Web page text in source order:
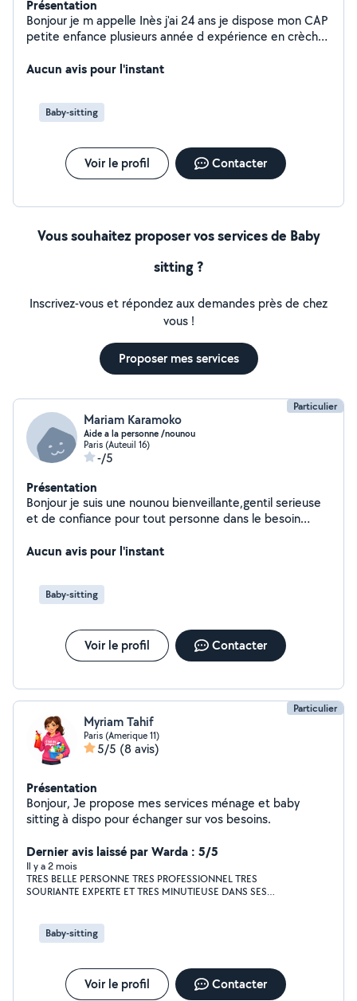
Présentation
Bonjour je m appelle Inès j'ai 24 ans je dispose mon CAP
petite enfance plusieurs année d expérience en crèche
c'est a dire la garde d enfant je vous remercie et a
Aucun avis pour l'instant
Baby-sitting
Voir le profil Contacter
Vous souhaitez proposer vos services de Baby
sitting ?
Inscrivez-vous et répondez aux demandes près de chez
vous !
Proposer mes services
Particulier
Mariam Karamoko
Aide a la personne /nounou
Paris (Auteuil 16)
-/5
Présentation
Bonjour je suis une nounou bienveillante,gentil serieuse
et de confiance pour tout personne dans le besoin
Aucun avis pour l'instant
Baby-sitting
Voir le profil Contacter
Particulier
Myriam Tahif
Paris (Amerique 11)
5/5 (8 avis)
Présentation
Bonjour, Je propose mes services ménage et baby
sitting à dispo pour échanger sur vos besoins.
Dernier avis laissé par Warda : 5/5
Il y a 2 mois
TRES BELLE PERSONNE TRES PROFESSIONNEL TRES
SOURIANTE EXPERTE ET TRES MINUTIEUSE DANS SES
HEUREUSE D AVOIR TROUVER MYRIAM MASHALLAH DES
DOIGTS DE FEE PERSONNE DE CONFIANCE JE LA LAISSE
RECOMMANDE ET DAILLEUR UNE FOIS VOIR DEUX FOIS PAR
SEMAINE ELLE CHEZ MOI ♥️🥰C EST UN PLAISIR MEME POUR
LES EVENEMENTS ELLES EST AU TAQUET !! BRAVO BELLE
Baby-sitting
Voir le profil Contacter